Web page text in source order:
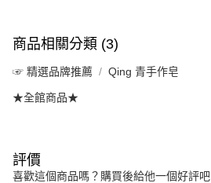
商品相關分類 (3)
☞ 精選品牌推薦 Qing 青手作皂
★全館商品★
評價
喜歡這個商品嗎？購買後給他一個好評吧